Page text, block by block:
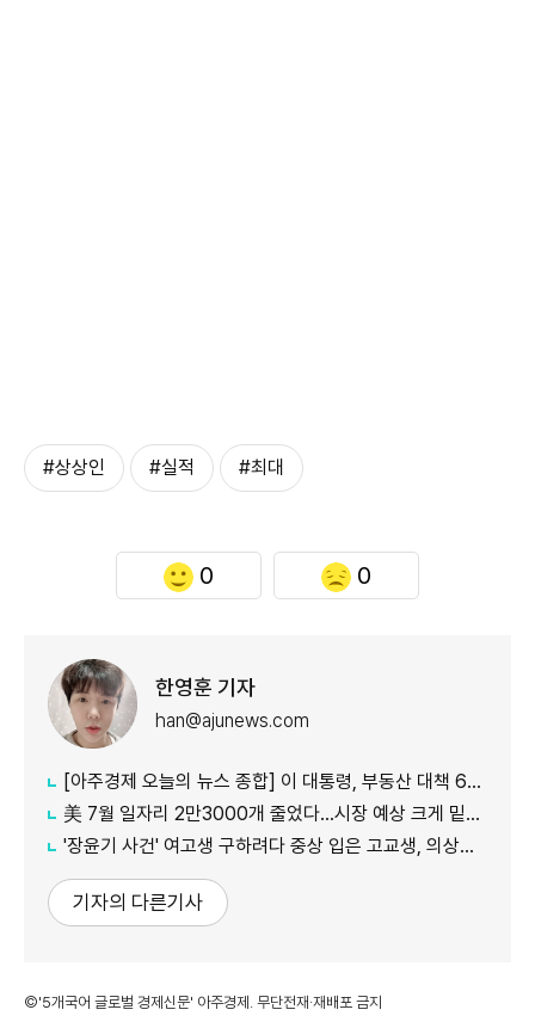
#상상인 #실적 #최대
0 0
한영훈 기자
han@ajunews.com
[아주경제 오늘의 뉴스 종합] 이 대통령, 부동산 대책 6시간 점검…"기존 방식 벗어나 과감히 실행" 外
美 7월 일자리 2만3000개 줄었다…시장 예상 크게 밑돈 '고용 쇼크'
'장윤기 사건' 여고생 구하려다 중상 입은 고교생, 의상자 인정
기자의 다른기사
©'5개국어 글로벌 경제신문' 아주경제. 무단전재·재배포 금지